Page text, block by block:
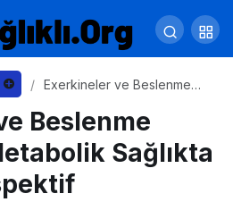
Exerkineler ve Beslenme
Yeni Bir Perspektif
Beslenme
Sağlıkta
ve Beslenme: Ruh,